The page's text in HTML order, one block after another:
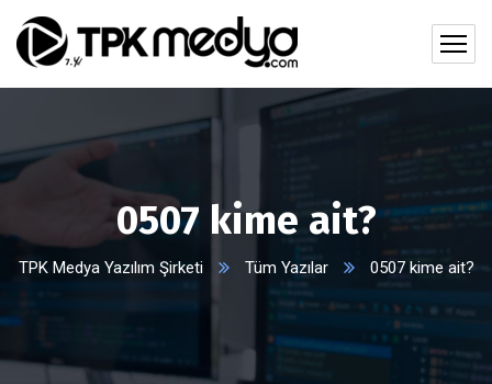
0507 kime ait?
TPK Medya Yazılım Şirketi Tüm Yazılar 0507 kime ait?